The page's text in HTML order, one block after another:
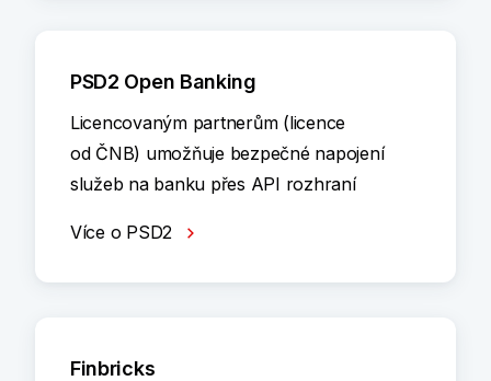
PSD2 Open Banking
Licencovaným partnerům (licence
od ČNB) umožňuje bezpečné napojení
služeb na banku přes API rozhraní
Více o PSD2
Finbricks